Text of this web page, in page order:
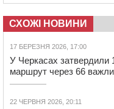
СХОЖІ НОВИНИ
17 БЕРЕЗНЯ 2026, 17:00
У Черкасах затвердили
маршрут через 66
22 ЧЕРВНЯ 2026, 20:11